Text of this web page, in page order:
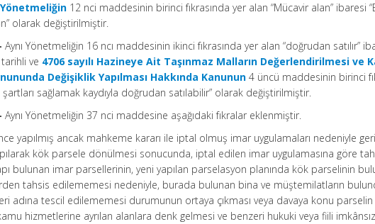
12 nci maddesinin birinci fıkrasında yer alan “Mücavir alan” ibaresi
olarak değiştirilmiştir.
Aynı Yönetmeliğin 16 ncı maddesinin ikinci fıkrasında yer alan “doğrudan satılır”
ve 4706 sayılı Hazineye Ait Taşınmaz Malların Değerlendirilmesi ve
Değişiklik Yapılması Hakkında Kanunun 4 üncü maddesinin birinci
sağlamak kaydıyla doğrudan satılabilir” olarak değiştirilmiştir.
Aynı Yönetmeliğin 37 nci maddesine aşağıdaki fıkralar eklenmiştir.
yapılmış ancak mahkeme kararı ile iptal olmuş imar uygulamaları nedeniyle
kök parsele dönülmesi sonucunda, iptal edilen imar uygulamasına göre
bulunan imar parsellerinin, yeni yapılan parselasyon planında kök parselinin
tahsis edilememesi nedeniyle, burada bulunan bina ve müştemilatların
adına tescil edilememesi durumunun ortaya çıkması veya davaya konu
hizmetlerine ayrılan alanlara denk gelmesi ve benzeri hukuki veya fiili